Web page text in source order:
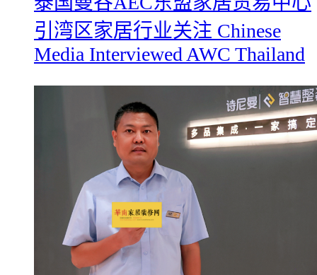
引湾区家居行业关注 Chinese
Media Interviewed AWC Thailand